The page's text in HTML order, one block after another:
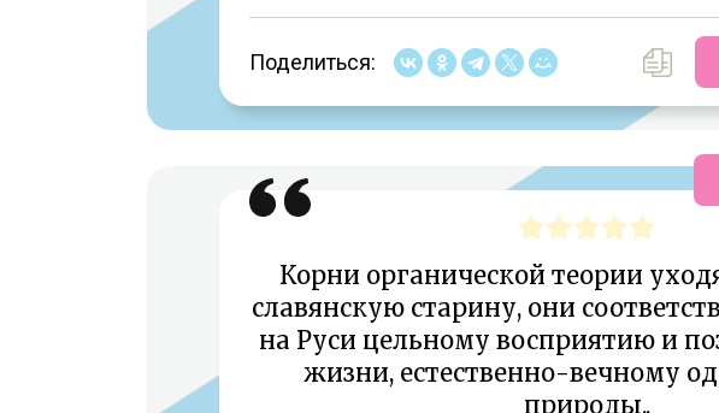
Поделиться:
Корни органической теории
славянскую старину, они
на Руси цельному восприятию и
жизни, естественно-вечному
природы..